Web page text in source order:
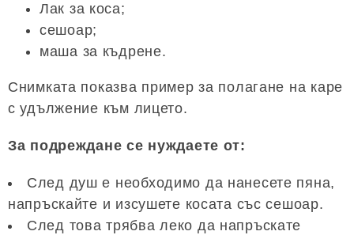
Лак за коса;
сешоар;
маша за къдрене.
Снимката показва пример за полагане на каре
с удължение към лицето.
За подреждане се нуждаете от:
След душ е необходимо да нанесете пяна,
напръскайте и изсушете косата със сешоар.
След това трябва леко да напръскате